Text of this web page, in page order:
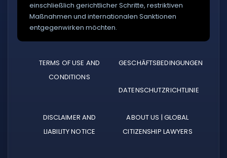
einschließlich gerichtlicher Schritte, restriktiven
Maßnahmen und internationalen Sanktionen
entgegenwirken möchten.
TERMS OF USE AND
CONDITIONS
GESCHÄFTSBEDINGUNGEN
DATENSCHUTZRICHTLINIE
DISCLAIMER AND
LIABILITY NOTICE
ABOUT US | GLOBAL
CITIZENSHIP LAWYERS